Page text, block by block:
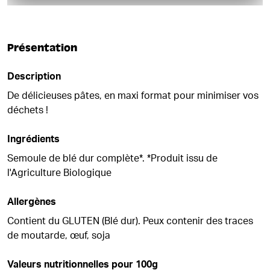
Présentation
Description
De délicieuses pâtes, en maxi format pour minimiser vos
déchets !
Ingrédients
Semoule de blé dur complète*. *Produit issu de
l'Agriculture Biologique
Allergènes
Contient du GLUTEN (Blé dur). Peux contenir des traces
de moutarde, œuf, soja
Valeurs nutritionnelles pour 100g